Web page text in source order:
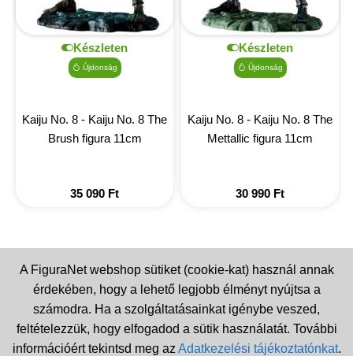
Készleten
Újdonság
Kaiju No. 8 - Kaiju No. 8 The
Brush figura 11cm
35 090 Ft
Készleten
Újdonság
Kaiju No. 8 - Kaiju No. 8 The
Mettallic figura 11cm
30 990 Ft
A FiguraNet webshop sütiket (cookie-kat) használ annak
érdekében, hogy a lehető legjobb élményt nyújtsa a
számodra. Ha a szolgáltatásainkat igénybe veszed,
feltételezzük, hogy elfogadod a sütik használatát. További
információért tekintsd meg az Adatkezelési tájékoztatónkat.